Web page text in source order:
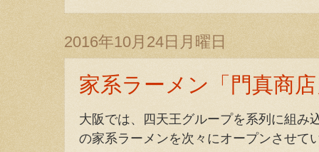
2016年10月24日月曜日
家系ラーメン「門真商
大阪では、四天王グループを系列に組み
の家系ラーメンを次々にオープンさせて